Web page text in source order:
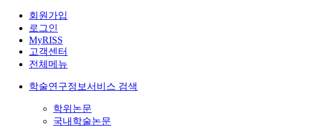
회원가입
로그인
MyRISS
고객센터
전체메뉴
학술연구정보서비스 검색
학위논문
국내학술논문